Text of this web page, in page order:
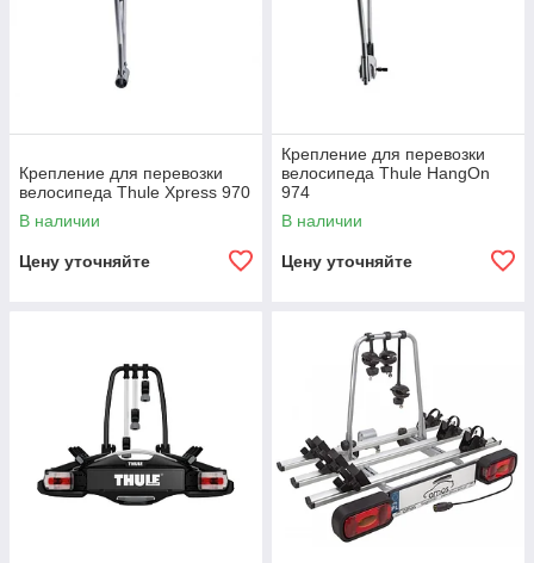
Крепление для перевозки
велосипеда Thule Xpress 970
В наличии
Цену уточняйте
Крепление для перевозки
велосипеда Thule HangOn
974
В наличии
Цену уточняйте